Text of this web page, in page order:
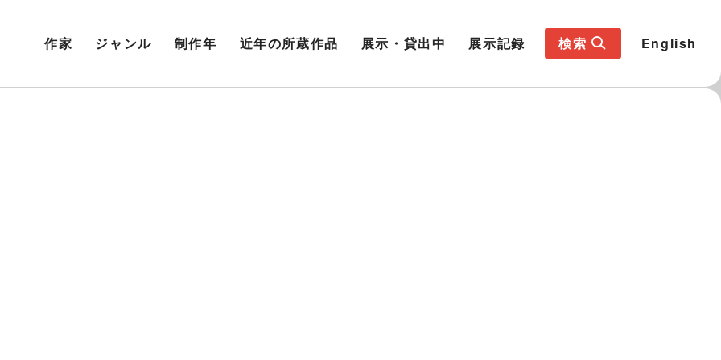
作家 ジャンル 制作年 近年の所蔵作品 展示・貸出中 展示記録 検索 English